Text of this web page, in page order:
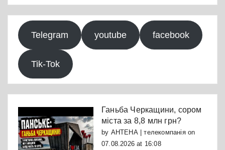
Telegram youtube facebook
Tik-Tok
Ганьба Черкащини, сором
міста за 8,8 млн грн?
by АНТЕНА | телекомпаніяon
07.08.2026 at 16:08